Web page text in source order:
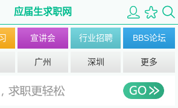
应届生求职网
宣讲会 行业招聘 BBS论坛
广州 深圳 更多